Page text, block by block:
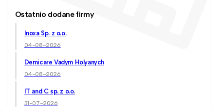
Ostatnio dodane firmy
Inoxa Sp. z o.o.
04-08-2026
Demicare Vadym Holyanych
04-08-2026
IT and C sp. z o.o.
31-07-2026